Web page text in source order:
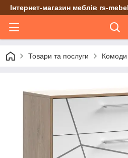
Інтернет-магазин меблів rs-
Товари та послуги Комоди